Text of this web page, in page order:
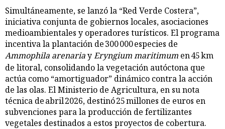
Simultáneamente, se lanzó la “Red Verde Costera”,
iniciativa conjunta de gobiernos locales, asociaciones
medioambientales y operadores turísticos. El programa
incentiva la plantación de 300 000 especies de
Ammophila arenariayEryngium maritimum en 45 km
de litoral, consolidando la vegetación autóctona que
actúa como “amortiguador” dinámico contra la acción
de las olas. El Ministerio de Agricultura, en su nota
técnica de abril 2026, destinó 25 millones de euros en
subvenciones para la producción de fertilizantes
vegetales destinados a estos proyectos de cobertura.